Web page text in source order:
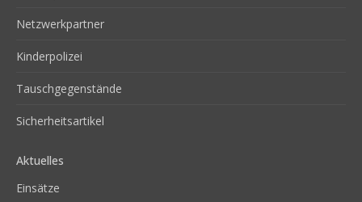
Netzwerkpartner
Kinderpolizei
Tauschgegenstände
Sicherheitsartikel
Aktuelles
Einsätze